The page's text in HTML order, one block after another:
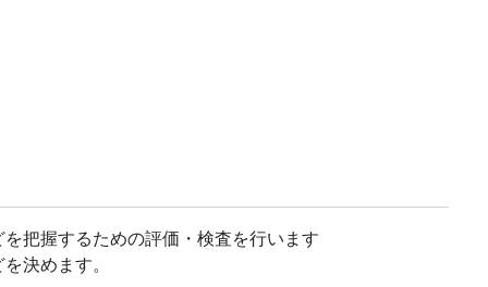
把握するための評価・検査を行います
決めます。